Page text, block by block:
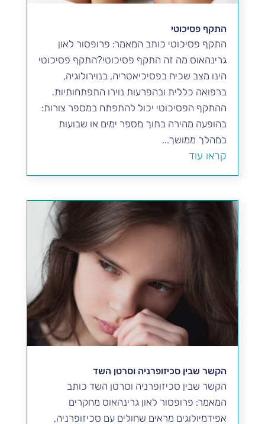
התקף פסיכוטי
התקף פסיכוטי כותב המאמר: פרופסור לאון
גרינהאוס מה זה התקף פסיכוטי?התקף פסיכוטי
הינו מצב שכיח בפסיכיאטריה, בנוירולוגיה,
ברפואה כללית ובהפרעות נוירו התפתחותיות.
ההתקף הפסיכוטי יכול להתפתח במספר צורות:
בהופעה מהירה בתוך מספר ימים או שבועות
במהלך ממושך...
קראו עוד
הקשר שבין סכיזופרניה וסרטן השד
הקשר שבין סכיזופרניה וסרטן השד כותב
המאמר: פרופסור לאון גרינהאוס מחקרים
אפידמיולוגים מראים שחולים עם סכיזופרניה,